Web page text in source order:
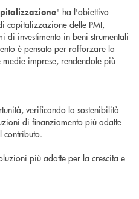
" ha l'obiettivo
capitalizzazione delle PMI,
investimento in beni strumentali
è pensato per rafforzare la
imprese, rendendole più
verificando la sostenibilità
di finanziamento più adatte
contributo.
più adatte per la crescita e